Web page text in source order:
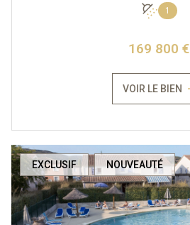
1
169 800 €
VOIR LE BIEN
EXCLUSIF NOUVEAUTÉ